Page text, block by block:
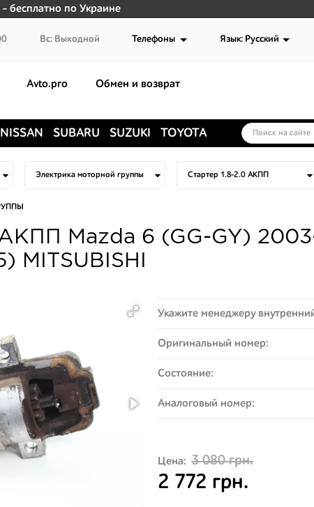
- бесплатно по Украине
Вс: Выходной Телефоны Язык: Русский
Avto.pro Обмен и возврат
NISSAN SUBARU SUZUKI TOYOTA
Mazda 6 (GG-GY)
MITSUBISHI
Укажите менеджеру
Оригинальный номер:
Состояние:
Аналоговый номер:
Цена: 3 080 грн.
2 772 грн.